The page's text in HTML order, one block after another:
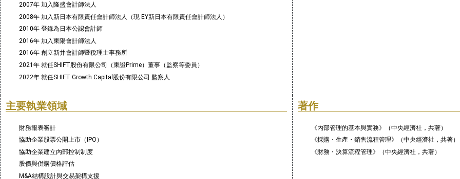
2007年 加入隆盛會計師法人
2008年 加入新日本有限責任會計師法人（現 EY新日本有限責任會計師法人）
2010年 登錄為日本公認會計師
2016年 加入東陽會計師法人
2016年 創立新井會計師暨稅理士事務所
2021年 就任SHIFT股份有限公司（東證Prime）董事（監察等委員）
2022年 就任SHIFT Growth Capital股份有限公司 監察人
主要執業領域
財務報表審計
協助企業股票公開上市（IPO）
協助企業建立內部控制制度
股價與併購價格評估
M&A結構設計與交易架構支援
著作
《內部管理的基本與實務》（中央經濟社，共著）
《採購・生產・銷售流程管理》（中央經濟社，共著）
《財務・決算流程管理》（中央經濟社，共著）